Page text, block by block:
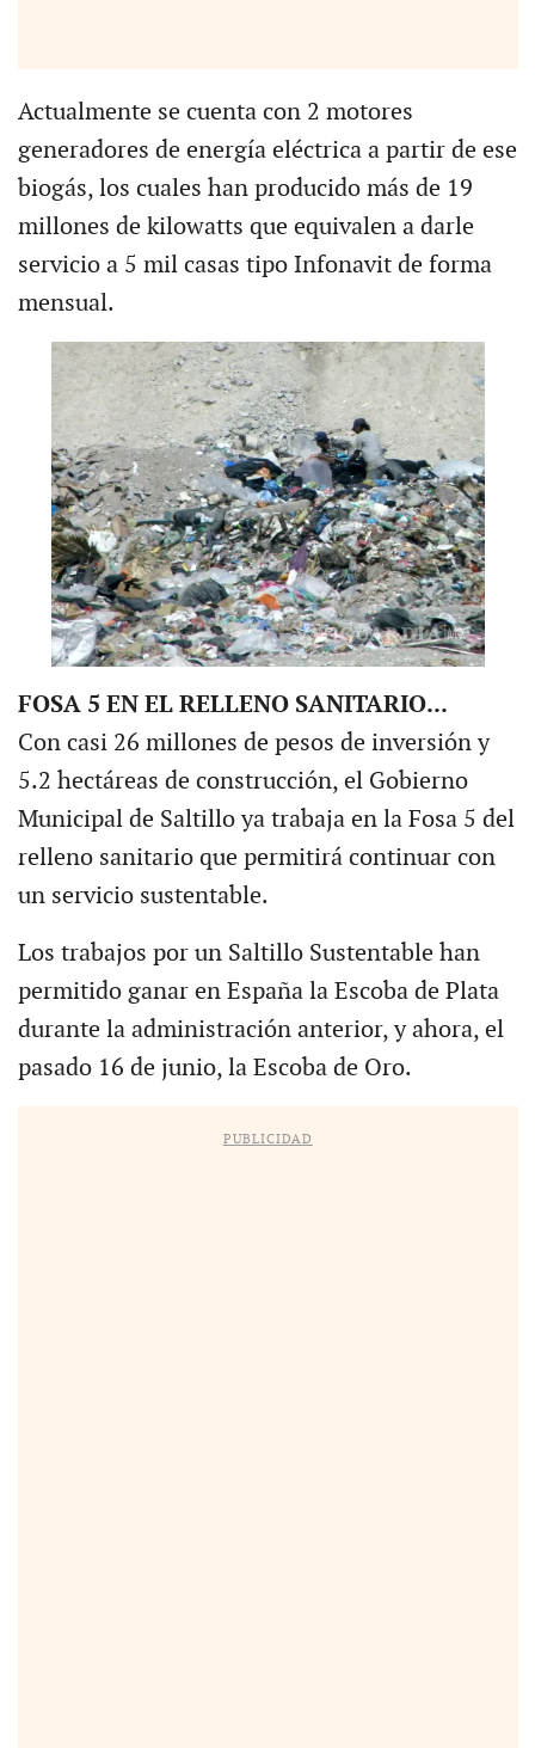
Actualmente se cuenta con 2 motores
generadores de energía eléctrica a partir de ese
biogás, los cuales han producido más de 19
millones de kilowatts que equivalen a darle
servicio a 5 mil casas tipo Infonavit de forma
mensual.
FOSA 5 EN EL RELLENO SANITARIO...
Con casi 26 millones de pesos de inversión y
5.2 hectáreas de construcción, el Gobierno
Municipal de Saltillo ya trabaja en la Fosa 5 del
relleno sanitario que permitirá continuar con
un servicio sustentable.
Los trabajos por un Saltillo Sustentable han
permitido ganar en España la Escoba de Plata
durante la administración anterior, y ahora, el
pasado 16 de junio, la Escoba de Oro.
PUBLICIDAD